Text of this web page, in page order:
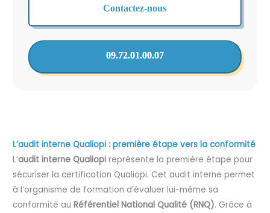
Contactez-nous
09.72.01.00.07
L’audit interne Qualiopi : première étape vers la conformité
L’audit interne Qualiopi représente la première étape pour
sécuriser la certification Qualiopi. Cet audit interne permet
à l’organisme de formation d’évaluer lui-même sa
conformité auRéférentiel National Qualité (RNQ). Grâce à